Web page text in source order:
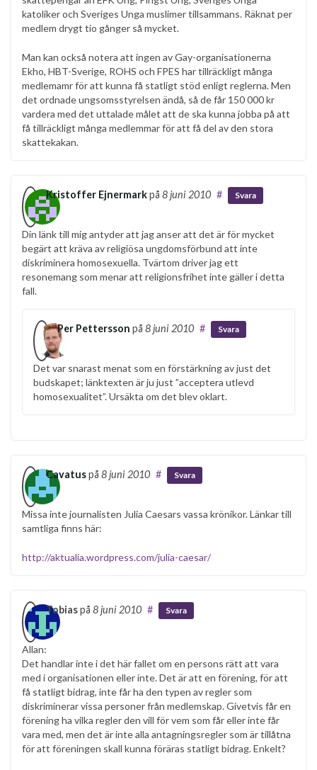
katoliker och Sveriges Unga muslimer tillsammans. Räknat per
medlem drygt tio gånger så mycket.
Man kan också notera att ingen av Gay-organisationerna
Ekho, HBT-Sverige, ROHS och FPES har tillräckligt många
medlemamr för att kunna få statligt stöd enligt reglerna. Men
det ordnade ungsomsstyrelsen ändå, så de får 150 000 kr
vardera med det uttalade målet att de ska kunna jobba på att
få tillräckligt många medlemmar för att få del av den stora
skattekakan.
Kristoffer Ejnermarkpå 8 juni 2010 # Svara
Din länk till mig antyder att jag anser att det är för mycket
begärt att kräva av religiösa ungdomsförbund att inte
diskriminera homosexuella. Tvärtom driver jag ett
resonemang som menar att religionsfrihet inte gäller i detta
fall.
Per Pettersson på 8 juni 2010 # Svara
Det var snarast menat som en förstärkning av just det
budskapet; länktexten är ju just ”acceptera utlevd
homosexualitet”. Ursäkta om det blev oklart.
Cavatuspå 8 juni 2010 # Svara
Missa inte journalisten Julia Caesars vassa krönikor. Länkar till
samtliga finns här:
http://aktualia.wordpress.com/julia-caesar/
Tobiaspå 8 juni 2010 # Svara
Allan:
Det handlar inte i det här fallet om en persons rätt att vara
med i organisationen eller inte. Det är att en förening, för att
få statligt bidrag, inte får ha den typen av regler som
diskriminerar vissa personer från medlemskap. Givetvis får en
förening ha vilka regler den vill för vem som får eller inte får
vara med, men det är inte alla antagningsregler som är tillåtna
för att föreningen skall kunna föräras statligt bidrag. Enkelt?